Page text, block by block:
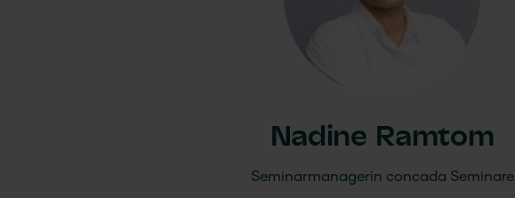
Nadine Ramtom
Seminarmanagerin concada Seminare